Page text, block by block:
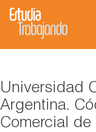
Universidad
Argentina.
Comercial de